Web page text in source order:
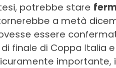
potrebbe stare
a metà
essere
finale di Coppa Italia